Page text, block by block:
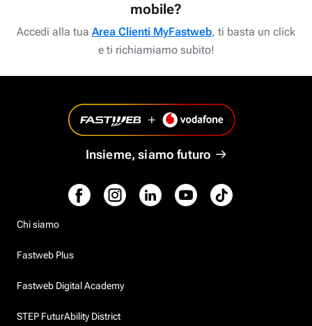
mobile?
Accedi alla tua Area Clienti MyFastweb, ti basta un click
e ti richiamiamo subito!
Insieme, siamo futuro
Chi siamo
Fastweb Plus
Fastweb Digital Academy
STEP FuturAbility District